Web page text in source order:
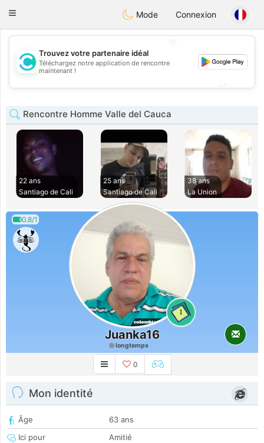
olombiaCitas
Toggle
Mode Connexion
💖
💕
Trouvez votre partenaire idéal
Téléchargez notre application de rencontre
maintenant !
Rencontre Homme Valle del Cauca
22 ans
Santiago de Cali
25 ans
Santiago de Cali
38 ans
La Union
0.8/1
1
Juanka16
longtemps
0
Mon identité
Âge
63 ans
Ici pour
Amitié